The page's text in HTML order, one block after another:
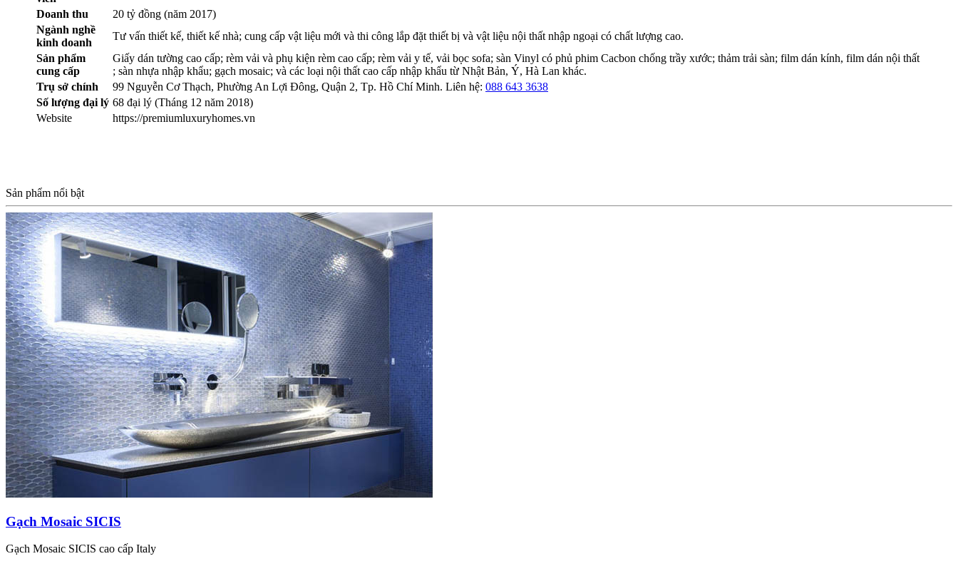
Doanh thu
20 tỷ đồng (năm 2017)
Ngành nghề
kinh doanh
Tư vấn thiết kế, thiết kế nhà; cung cấp vật liệu mới và thi công lắp đặt thiết bị và vật liệu nội thất nhập ngoại có chất lượng cao.
Sản phẩm
cung cấp
Giấy dán tường cao cấp; rèm vải và phụ kiện rèm cao cấp; rèm vải y tế, vải bọc sofa; sàn Vinyl có phủ phim Cacbon chống trầy xước; thảm trải sàn; film dán kính, film dán nội thất
; sàn nhựa nhập khẩu; gạch mosaic; và các loại nội thất cao cấp nhập khẩu từ Nhật Bản, Ý, Hà Lan khác.
Trụ sở chính
99 Nguyễn Cơ Thạch, Phường An Lợi Đông, Quận 2, Tp. Hồ Chí Minh. Liên hệ: 088 643 3638
Số lượng đại lý 68 đại lý (Tháng 12 năm 2018)
Website
https://premiumluxuryhomes.vn
Sản phẩm nổi bật
Gạch Mosaic SICIS
Gạch Mosaic SICIS cao cấp Italy